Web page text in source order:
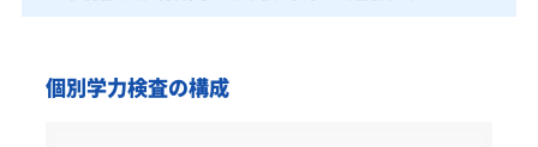
個別学力検査の構成